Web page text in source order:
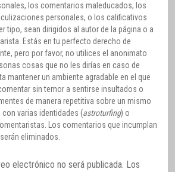
los comentarios maleducados, los
personales, o los calificativos
tipo, sean dirigidos al autor de la página o a
Estás en tu perfecto derecho de
pero por favor, no utilices el anonimato
cosas que no les dirías en caso de
mantener un ambiente agradable en el que
sin temor a sentirse insultados o
de manera repetitiva sobre un mismo
varias identidades (astroturfing) o
Los comentarios que incumplan
eliminados.
electrónico no será publicada. Los